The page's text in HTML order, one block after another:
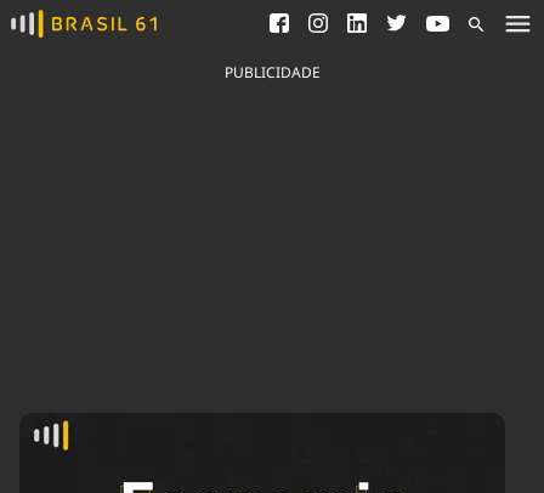
Ver todas as notícias
Saneamento
Indicadores
Agronegócios
Podcast
PUBLICIDADE